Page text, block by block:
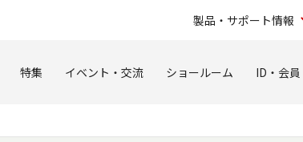
製品・サポート情報
特集 イベント・交流 ショールーム ID・会員